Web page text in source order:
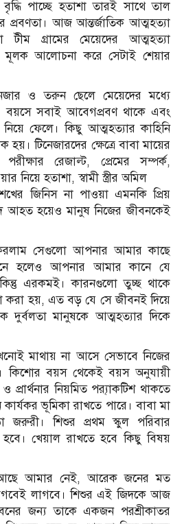
পাচ্ছে হতাশা তারই সাথে তাল
প্রবণতা। আজ আন্তর্জাতিক আত্মহত্যা
টীম গ্রামের মেয়েদের আত্মহত্যা
মূলক আলোচনা করে সেটাই শেয়ার
ও তরুন ছেলে মেয়েদের মধ্যে
বয়সে সবাই আবেগপ্রবণ থাকে এবং
ফেলে। কিছু আত্মহত্যার কাহিনি
টিনেজারদের ক্ষেত্রে বাবা মায়ের
রেজাল্ট, প্রেমের সম্পর্ক,
নিয়ে হতাশা, স্বামী স্ত্রীর অমিল
জিনিস না পাওয়া এমনকি প্রিয়
আহত হয়েও মানুষ নিজের জীবনকেই
সেগুলো আপনার আমার কাছে
হলেও আপনার আমার কানে যে
এরকমই। কারনগুলো তুচ্ছ থাকে
করা হয়, এত বড় যে সে জীবনই দিয়ে
দুর্বলতা মানুষকে আত্মহত্যার দিকে
মাথায় না আসে সেভাবে নিজের
কিশোর বয়স থেকেই বয়স অনুযায়ী
প্রার্থনার নিয়মিত প্র‍্যাকটিশ থাকতে
কার্যকর ভূমিকা রাখতে পারে। বাবা মা
জরুরী। শিশুর প্রথম স্কুল পরিবার
হবে। খেয়াল রাখতে হবে কিছু বিষয়
আমার নেই, আরেক জনের মত
লাগবে। শিশুর এই জিদকে আজ
জন্য তাকে একজন পরশ্রীকাতর